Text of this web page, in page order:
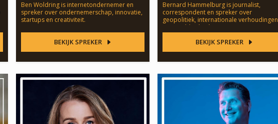
Ben Woldring is internetondernemer en
spreker over ondernemerschap, innovatie,
startups en creativiteit.
BEKIJK SPREKER
Bernard Hammelburg is journalist,
correspondent en spreker over
geopolitiek, internationale verhoudingen
en wereldpolitiek.
BEKIJK SPREKER